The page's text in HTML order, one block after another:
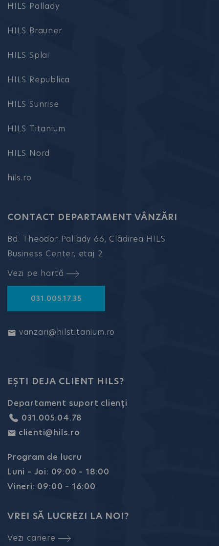
HILS Pallady
HILS Brauner
HILS Splai
HILS Republica
HILS Sunrise
HILS Titanium
HILS Nord
hils.ro
CONTACT DEPARTAMENT VÂNZĂRI
Bd. Theodor Pallady 66, Clădirea HILS
Business Center, etaj 2
Vezi pe hartă
031.005.17.35
vanzari@hilstitanium.ro
EȘTI DEJA CLIENT HILS?
Departament suport clienți
031.005.04.78
clienti@hils.ro
Program de lucru
Luni – Joi: 09:00 – 18:00
Vineri: 09:00 – 16:00
VREI SĂ LUCREZI LA NOI?
Vezi cariere